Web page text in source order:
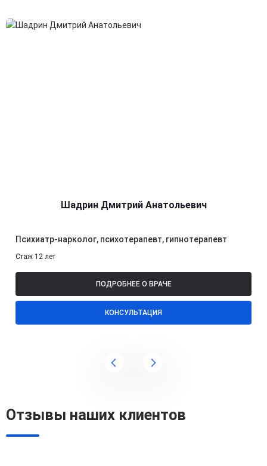
Шадрин Дмитрий Анатольевич
Психиатр-нарколог, психотерапевт, гипнотерапевт
Стаж 12 лет
ПОДРОБНЕЕ О ВРАЧЕ
КОНСУЛЬТАЦИЯ
Отзывы наших клиентов